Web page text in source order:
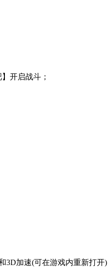
开启战斗；
3D加速(可在游戏内重新打开)